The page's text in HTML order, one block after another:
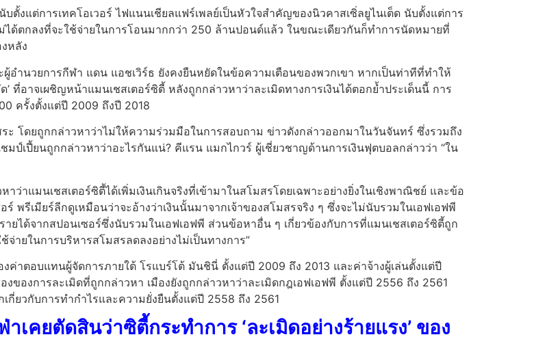
งแต่การเทคโอเวอร์ ไฟแนนเชียลแฟร์เพลย์เป็นหัวใจสำคัญของนิวคาสเซิ่ลยูไนเต็ด นับตั้งแต่การ
ได้ตกลงที่จะใช้จ่ายในการโอนมากกว่า 250 ล้านปอนด์แล้ว ในขณะเดียวกันก็ทำการนัดหมายที่
หลัง
ำนวยการกีฬา แดน แอชเวิร์ธ ยังคงยืนหยัดในข้อความเตือนของพวกเขา หากเป็นท่าทีที่ทำให้
ที่อาจเผชิญหน้าแมนเชสเตอร์ซิตี้ หลังถูกกล่าวหาว่าละเมิดทางการเงินได้ตอกย้ำประเด็นนี้ การ
ครั้งตั้งแต่ปี 2009 ถึงปี 2018
โดยถูกกล่าวหาว่าไม่ให้ความร่วมมือในการสอบถาม ข่าวดังกล่าวออกมาในวันจันทร์ ซึ่งรวมถึง
ป์เปี้ยนถูกกล่าวหาว่าอะไรกันแน่? คีแรน แมกไกวร์ ผู้เชี่ยวชาญด้านการเงินฟุตบอลกล่าวว่า “ใน
าว่าแมนเชสเตอร์ซิตี้ได้เพิ่มเงินเกินจริงที่เข้ามาในสโมสรโดยเฉพาะอย่างยิ่งในเชิงพาณิชย์ และข้อ
ร์ พรีเมียร์ลีกดูเหมือนว่าจะอ้างว่าเงินนั้นมาจากเจ้าของสโมสรจริง ๆ ซึ่งจะไม่นับรวมในเอฟเอฟพี
ายได้จากสปอนเซอร์ซึ่งนับรวมในเอฟเอฟพี ส่วนข้อหาอื่น ๆ เกี่ยวข้องกับการที่แมนเชสเตอร์ซิตี้ถูก
จ่ายในการบริหารสโมสรลดลงอย่างไม่เป็นทางการ”
งค่าตอบแทนผู้จัดการภายใต้ โรแบร์โต้ มันชินี่ ตั้งแต่ปี 2009 ถึง 2013 และค่าจ้างผู้เล่นตั้งแต่ปี
องของการละเมิดที่ถูกกล่าวหา เมืองยังถูกกล่าวหาว่าละเมิดกฎเอฟเอฟพี ตั้งแต่ปี 2556 ถึง 2561
กี่ยวกับการทำกำไรและความยั่งยืนตั้งแต่ปี 2558 ถึง 2561
เคยตัดสินว่าซิตี้กระทำการ ‘ละเมิดอย่างร้ายแรง’ ของ